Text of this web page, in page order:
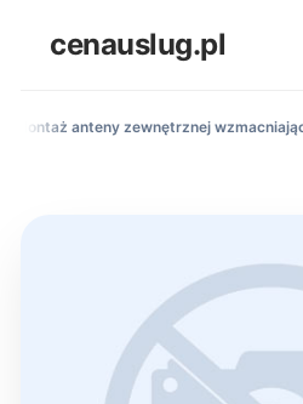
cenauslug.pl
Montaż anteny zewnętrznej